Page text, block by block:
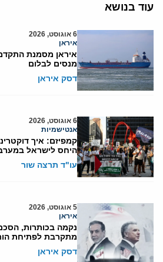
עוד בנושא
6 אוגוסט, 2026
איראן
איראן מסמנת
מנסים לבלום
דסק איראן
6 אוגוסט, 2026
אנטישמיות
קמפיזם: איך
היחס לישראל
עו"ד תרצה שור
5 אוגוסט, 2026
איראן
נקמה בכותרות,
מתקרבת לפתיחת
דסק איראן